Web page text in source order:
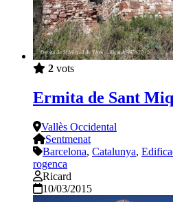
2 vots
Ermita de Sant
Vallès Occidental
Sentmenat
Barcelona, Catalunya,
rogenca
Ricard
10/03/2015